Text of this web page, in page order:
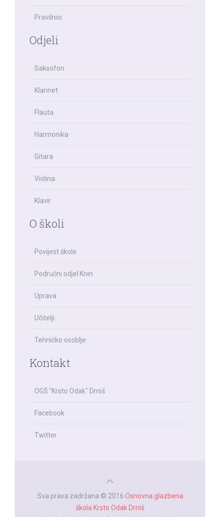
Pravilnici
Odjeli
Saksofon
Klarinet
Flauta
Harmonika
Gitara
Violina
Klavir
O školi
Povijest škole
Područni odjel Knin
Uprava
Učitelji
Tehničko osoblje
Kontakt
OGŠ "Krsto Odak" Drniš
Facebook
Twitter
Sva prava zadržana © 2016 Osnovna glazbena
škola Krsto Odak Drniš